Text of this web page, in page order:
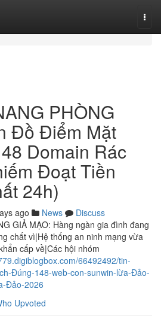
PHÒNG
Đồ Điểm Mặt
Domain Rác
Đoạt Tiền
24h)
ago News
Discuss
GIẢ MẠO: Hàng ngàn gia đình đang
chất vì|Hệ thống an ninh mạng vừa
cấp về|Các hội nhóm
66492492/tin-
Đúng-148-web-con-sunwin-lừa-Đảo-
Đảo-2026
Upvoted